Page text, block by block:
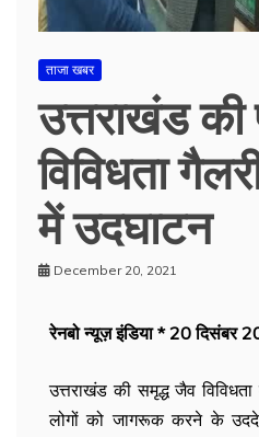
ताजा खबर
उत्तराखंड
विविधता
में उदघाटन
December 20, 2021
रेनबो न्यूज़ इंडिया * 20 दिसंबर
उत्तराखंड की समृद्ध जैव
लोगों को जागरूक करने के